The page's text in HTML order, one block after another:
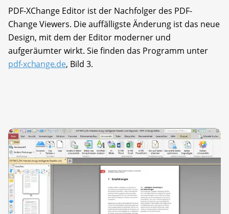
PDF-XChange Editor ist der Nachfolger des PDF-
Change Viewers. Die auffälligste Änderung ist das neue
Design, mit dem der Editor moderner und
aufgeräumter wirkt. Sie finden das Programm unter
pdf-xchange.de, Bild 3.